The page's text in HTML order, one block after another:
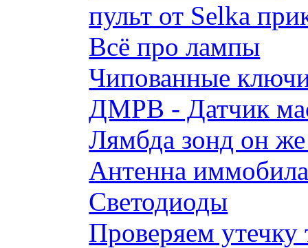
пульт от Selka
Всё про лампы
Чипованные
ДМРВ - Датчик
Лямбда зонд он
Антенна
Светодиоды
Проверяем утечку